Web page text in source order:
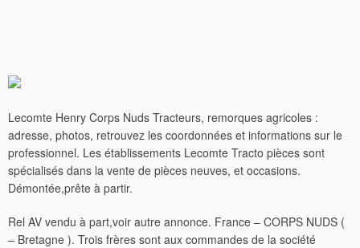
Lecomte Henry Corps Nuds Tracteurs, remorques agricoles :
adresse, photos, retrouvez les coordonnées et informations sur le
professionnel. Les établissements Lecomte Tracto pièces sont
spécialisés dans la vente de pièces neuves, et occasions.
Démontée,prête à partir.
Rel AV vendu à part,voir autre annonce. France – CORPS NUDS (
– Bretagne ). Trois frères sont aux commandes de la société